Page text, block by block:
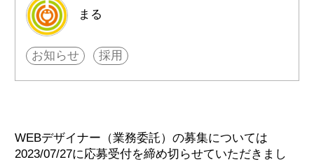
まる
お知らせ 採用
WEBデザイナー（業務委託）の募集については
2023/07/27に応募受付を締め切らせていただきまし